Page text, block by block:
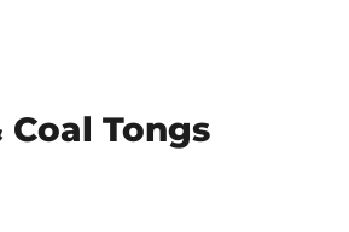
Tongs